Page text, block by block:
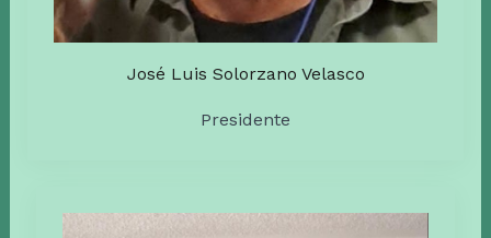
José Luis Solorzano Velasco
Presidente